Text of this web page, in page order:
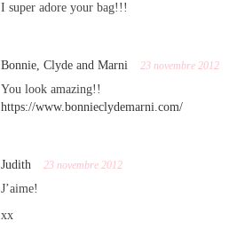
I super adore your bag!!!
Bonnie, Clyde and Marni 23 novembre 2012
You look amazing!!
https://www.bonnieclydemarni.com/
Judith 23 novembre 2012
J’aime!
xx